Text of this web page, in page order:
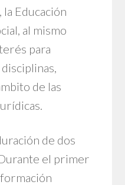
la Educación
al mismo
para
de las
de dos
el primer